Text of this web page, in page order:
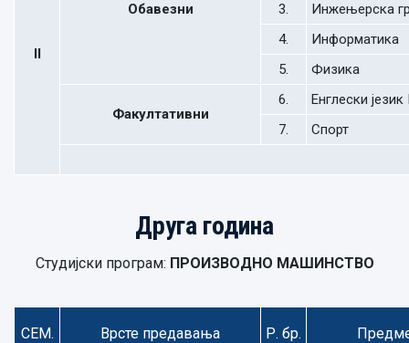
II
Обавезни
3.
Инжењерска
4.
Информатика
5.
Физика
Факултативни
6.
Енглески језик
7.
Спорт
Друга година
Студијски програм: ПРОИЗВОДНО МАШИНСТВО
СЕМ. Врсте предавања Р. бр.